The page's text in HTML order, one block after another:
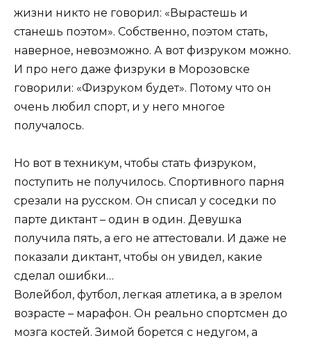
жизни никто не говорил: «Вырастешь и
станешь поэтом». Собственно, поэтом стать,
наверное, невозможно. А вот физруком можно.
И про него даже физруки в Морозовске
говорили: «Физруком будет». Потому что он
очень любил спорт, и у него многое
получалось.
Но вот в техникум, чтобы стать физруком,
поступить не получилось. Спортивного парня
срезали на русском. Он списал у соседки по
парте диктант – один в один. Девушка
получила пять, а его не аттестовали. И даже не
показали диктант, чтобы он увидел, какие
сделал ошибки…
Волейбол, футбол, легкая атлетика, а в зрелом
возрасте – марафон. Он реально спортсмен до
мозга костей. Зимой борется с недугом, а